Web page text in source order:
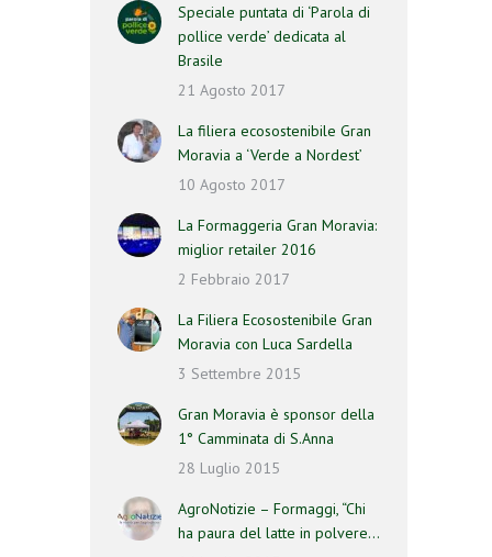
Speciale puntata di ‘Parola di
pollice verde’ dedicata al
Brasile
21 Agosto 2017
La filiera ecosostenibile Gran
Moravia a ‘Verde a Nordest’
10 Agosto 2017
La Formaggeria Gran Moravia:
miglior retailer 2016
2 Febbraio 2017
La Filiera Ecosostenibile Gran
Moravia con Luca Sardella
3 Settembre 2015
Gran Moravia è sponsor della
1° Camminata di S.Anna
28 Luglio 2015
AgroNotizie – Formaggi, “Chi
ha paura del latte in polvere…